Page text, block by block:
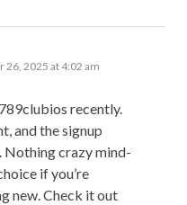
26, 2025 at 4:02 am
recently.
and the signup
Nothing crazy mind-
if you’re
new. Check it out